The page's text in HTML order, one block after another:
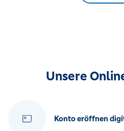
Unsere
Konto eröffnen